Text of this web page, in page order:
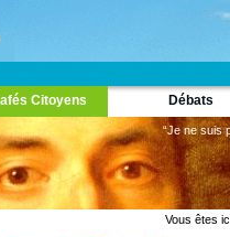
Citoyens Débats
“Je ne suis
Vous êtes